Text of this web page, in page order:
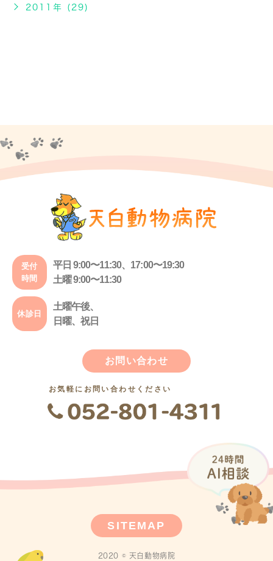
2011年 (29)
受付
時間
平日 9:00〜11:30、17:00〜19:30
土曜 9:00〜11:30
休診日
土曜午後、
日曜、祝日
お問い合わせ
お気軽にお問い合わせください
SITEMAP
2020 © 天白動物病院